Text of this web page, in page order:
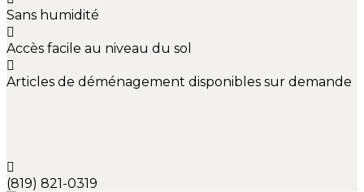
Sans humidité
Accès facile au niveau du sol
Articles de déménagement disponibles sur demande
(819) 821-0319